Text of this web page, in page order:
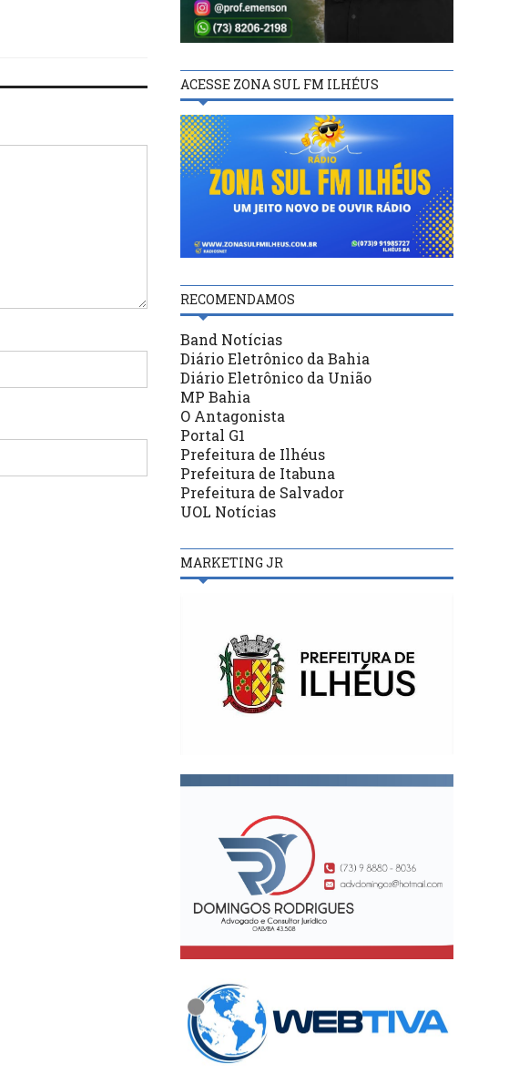
ACESSE ZONA SUL FM ILHÉUS
RECOMENDAMOS
Band Notícias
Diário Eletrônico da Bahia
Diário Eletrônico da União
MP Bahia
O Antagonista
Portal G1
Prefeitura de Ilhéus
Prefeitura de Itabuna
Prefeitura de Salvador
UOL Notícias
MARKETING JR